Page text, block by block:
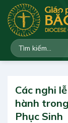
qua
dung
Các nghi
hành
Phục Sinh